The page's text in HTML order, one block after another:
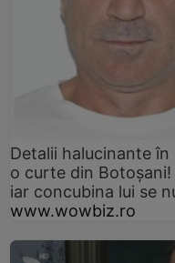
Detalii halucinante
o curte din
iar concubina lui se
www.wowbiz.ro